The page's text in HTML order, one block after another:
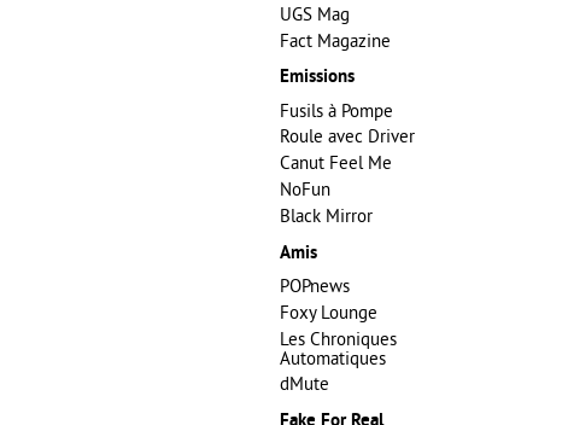
UGS Mag
Fact Magazine
Emissions
Fusils à Pompe
Roule avec Driver
Canut Feel Me
NoFun
Black Mirror
Amis
POPnews
Foxy Lounge
Les Chroniques
Automatiques
dMute